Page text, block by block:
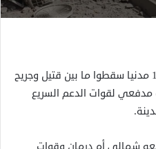
قالت سلطات ولاية الخرطوم إن 12 مدنيا سقطوا ما بين قتيل وجريح
مدفعي لقوات الدعم السريع